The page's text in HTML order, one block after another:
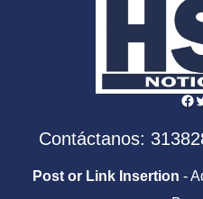
Contáctanos:
Post or Link Insertion -